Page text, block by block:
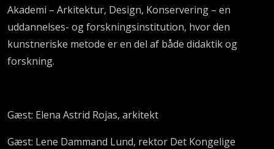
Akademi – Arkitektur, Design, Konservering – en
uddannelses- og forskningsinstitution, hvor den
kunstneriske metode er en del af både didaktik og
forskning.
Gæst: Elena Astrid Rojas, arkitekt
Gæst: Lene Dammand Lund, rektor Det Kongelige